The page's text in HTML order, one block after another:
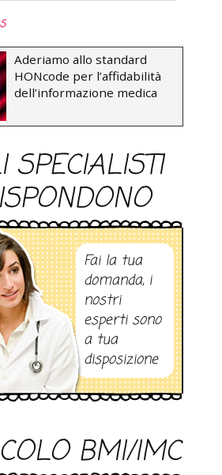
Aderiamo allo standard
HONcode per l’affidabilità
dell’informazione medica
SPECIALISTI
Fai la tua
domanda, i
nostri
esperti sono
a tua
disposizione
BMI/IMC